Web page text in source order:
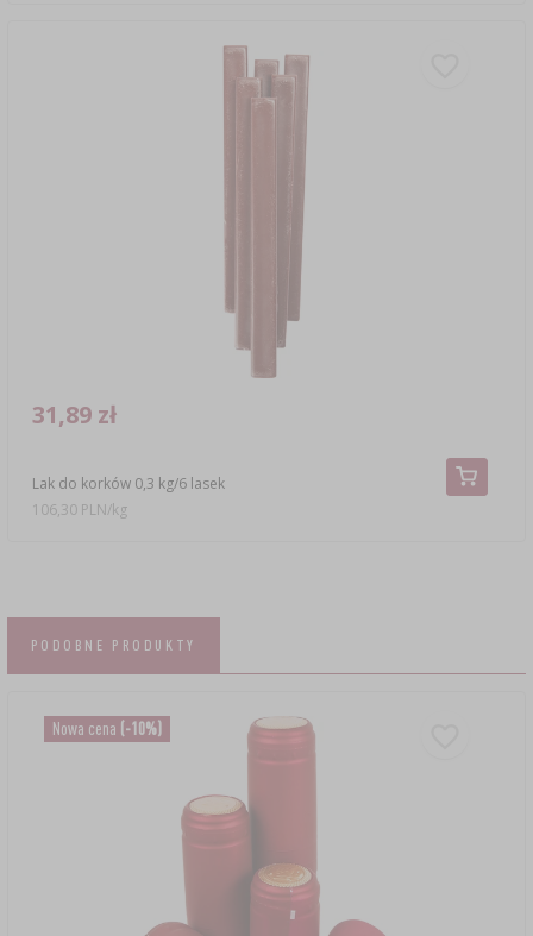
Lak do korków 0,3 kg/6 lasek
31,89 zł
106,30 PLN/kg
PODOBNE PRODUKTY
Nowa cena (-10%)